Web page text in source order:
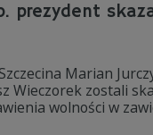
prezydent
Marian
Wieczorek zostali
wolności w